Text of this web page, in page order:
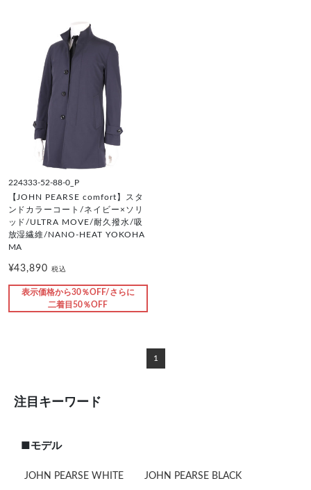
224333-52-88-0_P
【JOHN PEARSE comfort】スタ
ンドカラーコート/ネイビー×ソリ
ッド/ULTRA MOVE/耐久撥水/吸
放湿繊維/NANO-HEAT YOKOHA
MA
¥43,890税込
表示価格から30％OFF/さらに
二着目50％OFF
1
注目キーワード
■モデル
JOHN PEARSE WHITE JOHN PEARSE BLACK